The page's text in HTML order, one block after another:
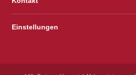
Einstellungen